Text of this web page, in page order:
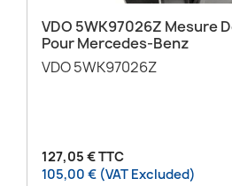
VDO 5WK97026Z Mesure
Pour Mercedes-Benz
VDO 5WK97026Z
127,05 € TTC
105,00 € (VAT Excluded)